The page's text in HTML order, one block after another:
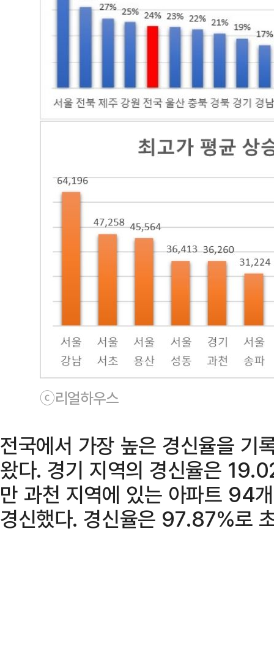
ⓒ리얼하우스
전국에서 가장 높은 경신율을 기
왔다. 경기 지역의 경신율은
만 과천 지역에 있는 아파트 94
경신했다. 경신율은 97.87%로